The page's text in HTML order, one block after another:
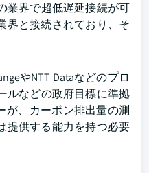
業界で超低遅延接続が可
界と接続されており、そ
やNTT Dataなどのプロ
ルなどの政府目標に準拠
、カーボン排出量の測
提供する能力を持つ必要